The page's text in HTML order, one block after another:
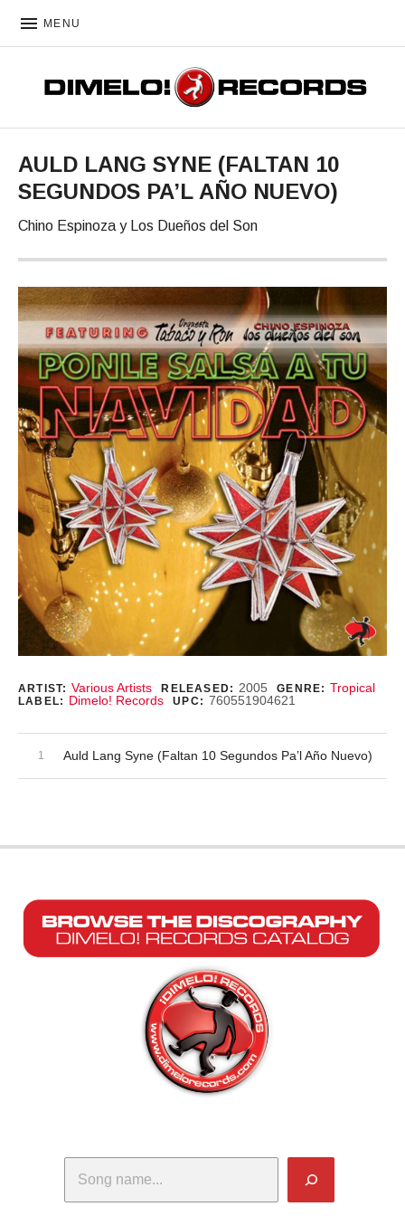
MENU
AULD LANG SYNE (FALTAN 10
SEGUNDOS PA’L AÑO NUEVO)
Chino Espinoza y Los Dueños del Son
Record Details
ARTIST: Various Artists RELEASED: 2005 GENRE: Tropical
LABEL: Dimelo! Records UPC: 760551904621
Record Tracklist
Auld Lang Syne (Faltan 10 Segundos Pa’l Año Nuevo)